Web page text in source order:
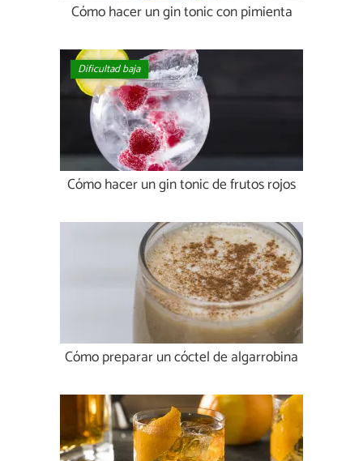
Cómo hacer un gin tonic con pimienta
Dificultad baja
Cómo hacer un gin tonic de frutos rojos
Cómo preparar un cóctel de algarrobina